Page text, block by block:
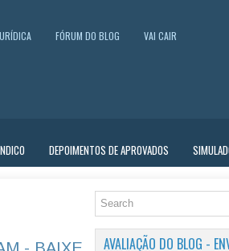
FÓRUM DO BLOG VAI CAIR
DEPOIMENTOS DE APROVADOS
AVALIAÇÃO DO BLOG -